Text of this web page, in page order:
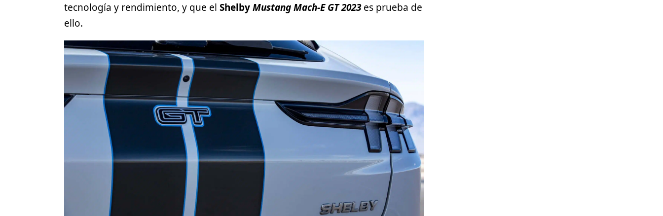
tecnología y rendimiento, y que el ShelbyMustang Mach-E GT 2023es prueba de
ello.